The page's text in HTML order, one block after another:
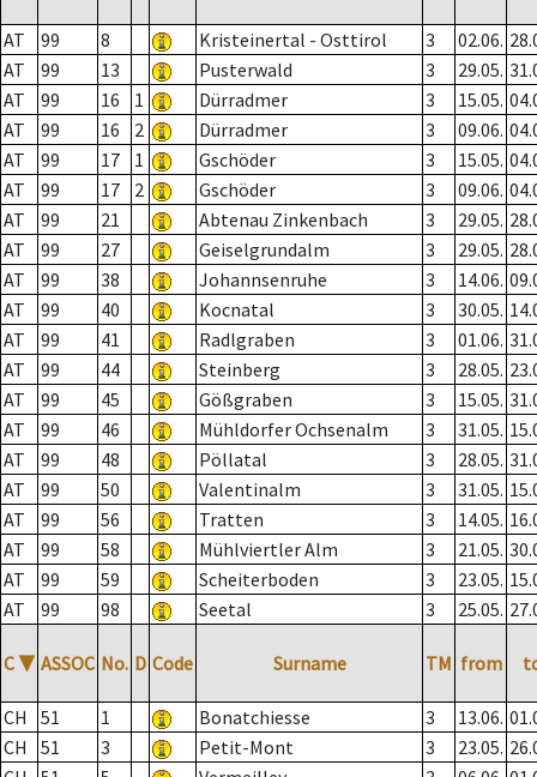
AT 99 8 Kristeinertal - Osttirol 3 02.06.
AT
99 13 Pusterwald 3 29.05.
AT
99 16 1 Dürradmer 3 15.05.
AT
99 16 2 Dürradmer 3 09.06.
AT
99 17 1 Gschöder 3 15.05.
AT
99 17 2 Gschöder 3 09.06.
AT
99 21 Abtenau Zinkenbach 3 29.05.
AT
99 27 Geiselgrundalm 3 29.05.
AT
99 38 Johannsenruhe 3 14.06.
AT
99 40 Kocnatal 3 30.05.
AT
99 41 Radlgraben 3 01.06.
AT
99 44 Steinberg 3 28.05.
AT
99 45 Gößgraben 3 15.05.
AT
99 46 Mühldorfer Ochsenalm 3 31.05.
AT
99 48 Pöllatal 3 28.05.
AT
99 50 Valentinalm 3 31.05.
AT
99 56 Tratten 3 14.05.
AT
99 58 Mühlviertler Alm 3 21.05.
AT
99 59 Scheiterboden 3 23.05.
AT
99 98 Seetal 3 25.05.
C ▼ ASSOC No. D Code Surname TM from
CH 51 1 Bonatchiesse 3 13.06.
CH
51 3 Petit-Mont 3 23.05.